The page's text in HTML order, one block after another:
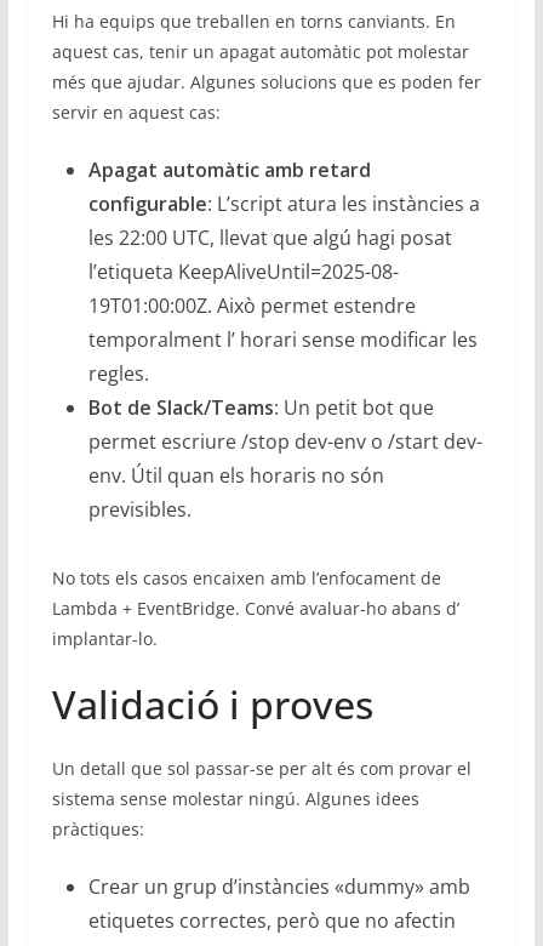
Hi ha equips que treballen en torns canviants. En
aquest cas, tenir un apagat automàtic pot molestar
més que ajudar. Algunes solucions que es poden fer
servir en aquest cas:
Apagat automàtic amb retard
configurable: L’script atura les instàncies a
les 22:00 UTC, llevat que algú hagi posat
l’etiqueta KeepAliveUntil=2025-08-
19T01:00:00Z. Això permet estendre
temporalment l’ horari sense modificar les
regles.
Bot de Slack/Teams: Un petit bot que
permet escriure /stop dev-env o /start dev-
env. Útil quan els horaris no són
previsibles.
No tots els casos encaixen amb l’enfocament de
Lambda + EventBridge. Convé avaluar-ho abans d’
implantar-lo.
Validació i proves
Un detall que sol passar-se per alt és com provar el
sistema sense molestar ningú. Algunes idees
pràctiques:
Crear un grup d’instàncies «dummy» amb
etiquetes correctes, però que no afectin